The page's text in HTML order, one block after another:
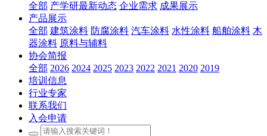
全部 产学研最新动态 企业需求 成果展示
产品展示
全部 建筑涂料 防腐涂料 汽车涂料 水性涂料 船舶涂料 木
器涂料 原料与辅料
协会简报
全部 2026 2024 2025 2023 2022 2021 2020 2019
培训信息
行业专家
联系我们
入会申请